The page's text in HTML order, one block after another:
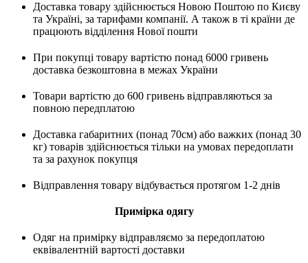
Доставка товару здійснюється Новою Поштою по Києву
та Україні, за тарифами компанії. А також в ті країни де
працюють відділення Нової пошти
При покупці товару вартістю понад 6000 гривень
доставка безкоштовна в межах України
Товари вартістю до 600 гривень відправляються за
повною передплатою
Доставка габаритних (понад 70см) або важких (понад 30
кг) товарів здійснюється тільки на умовах передоплати
та за рахунок покупця
Відправлення товару відбувається протягом 1-2 днів
Примірка одягу
Одяг на примірку відправляємо за передоплатою
еквівалентній вартості доставки